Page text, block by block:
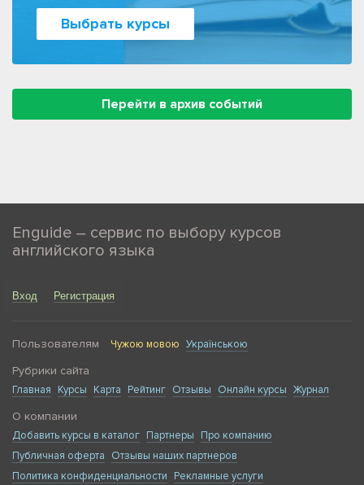
Выбрать курсы
Перейти в архив событий
Enguide – сервис по выбору курсов
английского языка
Вход Регистрация
Пользователям Чужою мовою Українською
Рубрики сайта
Главная Курсы Карта Рейтинг Отзывы Онлайн курсы Журнал
О компании
Добавить курсы в каталог Партнеры
Про компанию
Публичная оферта
Отзывы наших партнеров
Политика конфиденциальности
Рекламные услуги